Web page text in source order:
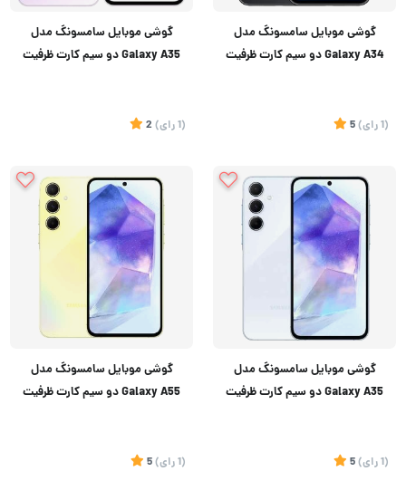
گوشی موبایل سامسونگ مدل
Galaxy A34 دو سیم کارت ظرفیت
تماس بگیرید
(1 رای)
5
گوشی موبایل سامسونگ مدل
Galaxy A35 دو سیم کارت ظرفیت
تماس بگیرید
(1 رای)
2
گوشی موبایل سامسونگ مدل
Galaxy A35 دو سیم کارت ظرفیت
(1 رای)
5
گوشی موبایل سامسونگ مدل
Galaxy A55 دو سیم کارت ظرفیت
(1 رای)
5